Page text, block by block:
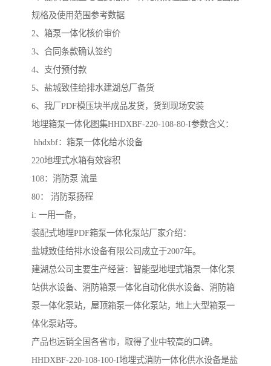
规格及使用范围参考数据
2、箱泵一体化核价审价
3、合同条款确认签约
4、支付预付款
5、盐城致佳给排水建湖总厂备货
6、我厂PDF模压块半成品发货，货到现场安装
地埋箱泵一体化图集HHDXBF-220-108-80-I参数含义：
hhdxbf：箱泵一体化给水设备
220地埋式水箱有效容积
108：消防泵 流量
80： 消防泵扬程
i: 一用一备，
装配式地埋PDF箱泵一体化泵站厂家介绍：
盐城致佳给排水设备有限公司成立于2007年。
建湖总公司主要生产经营：智能型地埋式箱泵一体化泵
站供水设备、消防箱泵一体化自动化供水设备、消防箱
泵一体化泵站，屋顶箱泵一体化泵站，地上大型箱泵一
体化泵站等。
产品也远销全国各省市，取得了业中较高的口碑。
HHDXBF-220-108-100-I地埋式消防一体化供水设备是盐